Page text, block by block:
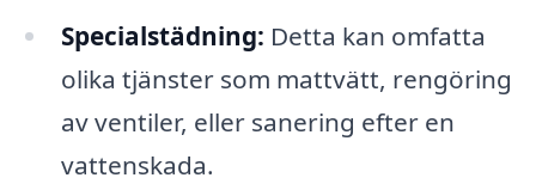
Specialstädning: Detta kan omfatta
olika tjänster som mattvätt, rengöring
av ventiler, eller sanering efter en
vattenskada.